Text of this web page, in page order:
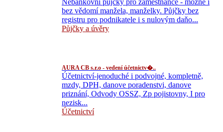
Nebankovní půjčky pro zaměstnance - možné i
bez vědomí manžela, manželky. Půjčky bez
registru pro podnikatele i s nulovým daňo...
Půjčky a úvěry
AURA CB s.r.o - vedení účetnictv�..
Účetnictví-jenoduché i podvojné, kompletně,
mzdy, DPH, danove poradenstvi, danove
priznání, Odvody OSSZ, Zp pojistovny, I pro
nezisk...
Účetnictví